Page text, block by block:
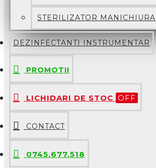
STERILIZATOR MANICHIURA
DEZINFECTANTI INSTRUMENTAR
PROMOTII
LICHIDARI DE STOC OFF
CONTACT
0745.677.518